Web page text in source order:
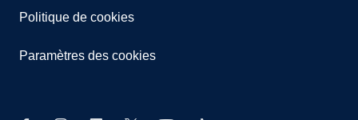
Politique de cookies
Paramètres des cookies